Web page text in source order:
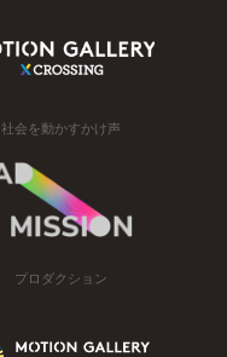
社会を動かすかけ声
プロダクション